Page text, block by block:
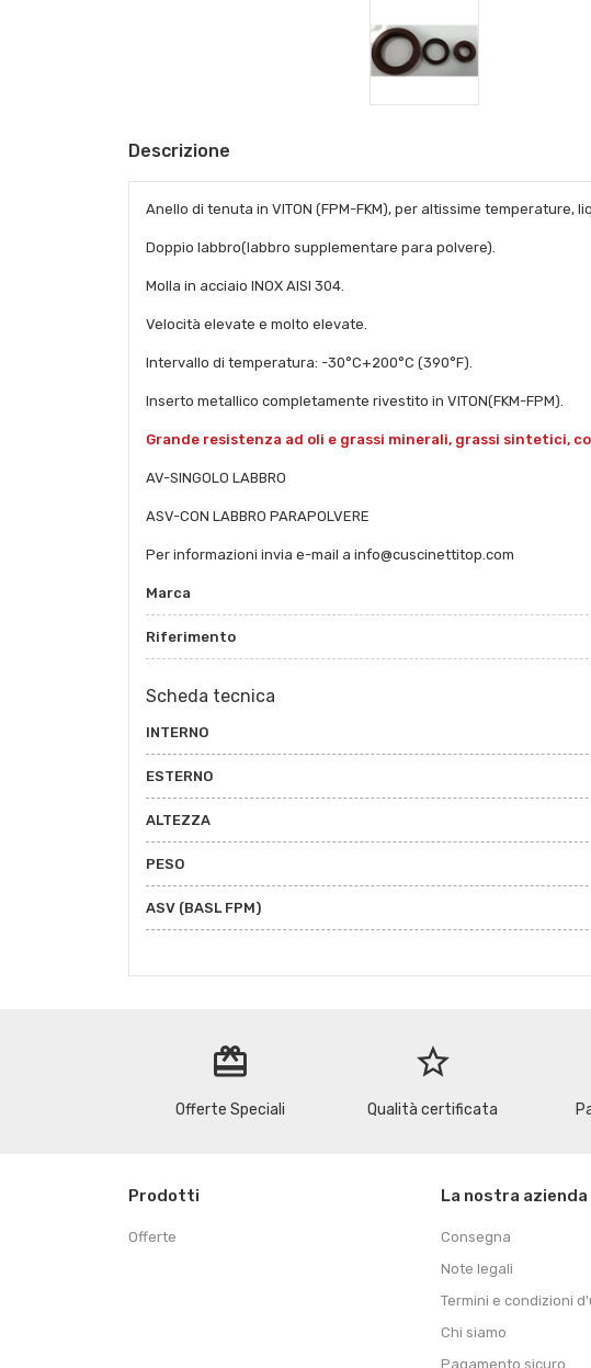
Descrizione
Anello di tenuta in VITON (FPM-FKM), per altissime temperature,
Doppio labbro(labbro supplementare para polvere).
Molla in acciaio INOX AISI 304.
Velocità elevate e molto elevate.
Intervallo di temperatura: -30°C+200°C (390°F).
Inserto metallico completamente rivestito in VITON(FKM-FPM).
Grande resistenza ad oli e grassi minerali, grassi sintetici,
AV-SINGOLO LABBRO
ASV-CON LABBRO PARAPOLVERE
Per informazioni invia e-mail a info@cuscinettitop.com
Marca
Riferimento
Scheda tecnica
INTERNO
ESTERNO
ALTEZZA
PESO
ASV (BASL FPM)
redeem
Offerte Speciali
star_border
Qualità certificata
Prodotti
Offerte
La nostra azienda
Consegna
Note legali
Termini e condizioni
Chi siamo
Pagamento sicuro